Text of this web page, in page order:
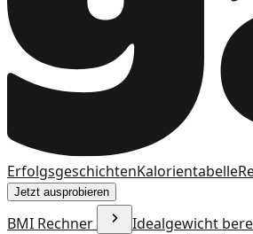
ErfolgsgeschichtenKalorientabelle
Jetzt ausprobieren
BMI Rechner
Idealgewicht